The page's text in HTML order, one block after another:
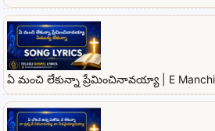
ఏ మంచి లేకున్నా ప్రేమించినావయ్యా | E Manchi